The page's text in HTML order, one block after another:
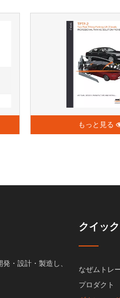
もっと見る
・設計・製造し、
クイッ
なぜムトレ
プロダクト